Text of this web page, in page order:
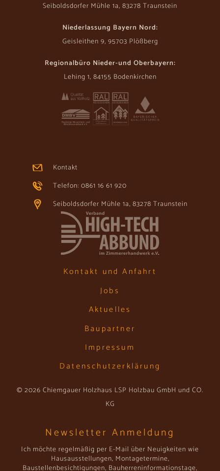
Seiboldsdorfer Mühle 1a, 83278 Traunstein
Niederlassung Bayern Nord:
Geisleithen 9, 95703 Plößberg
Regionalbüro Nieder-und Oberbayern:
Lehing 1, 84155 Bodenkirchen
Kontakt
Telefon: 0861 16 61 920
Seiboldsdorfer Mühle 1a, 83278 Traunstein
Kontakt und Anfahrt
Jobs
Aktuelles
Baupartner
Impressum
Datenschutzerklärung
© 2026 Chiemgauer Holzhaus LSP Holzbau GmbH und CO.
KG
Newsletter Anmeldung
Ich möchte regelmäßig per E-Mail über Neuigkeiten wie
Hausausstellungen, Montagetermine,
Baustellenbesichtigungen, Bauherreninformationstage,